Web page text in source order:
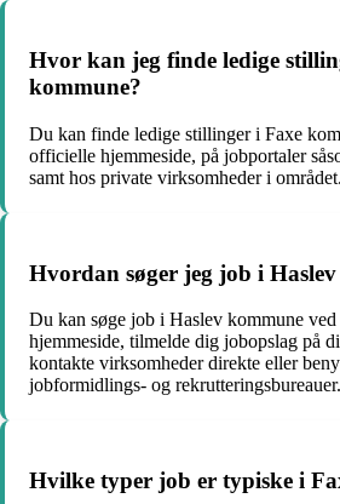
Hvor kan jeg finde ledige
kommune?
Du kan finde ledige stillinger i Faxe
officielle hjemmeside, på jobportaler
samt hos private virksomheder i området.
Hvordan søger jeg job i
Du kan søge job i Haslev kommune ved
hjemmeside, tilmelde dig jobopslag på
kontakte virksomheder direkte eller
jobformidlings- og rekrutteringsbureauer.
Hvilke typer job er typiske i